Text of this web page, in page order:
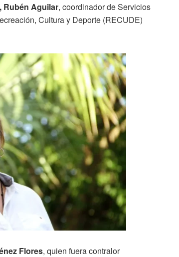
Rubén Aguilar, coordinador de Servicios
Cultura y Deporte (RECUDE)
Flores, quien fuera contralor